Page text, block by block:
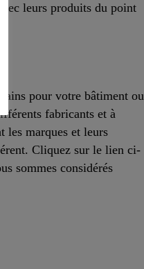
leurs produits du point
pour votre bâtiment ou
fabricants et à
les marques et leurs
Cliquez sur le lien ci-
sommes considérés